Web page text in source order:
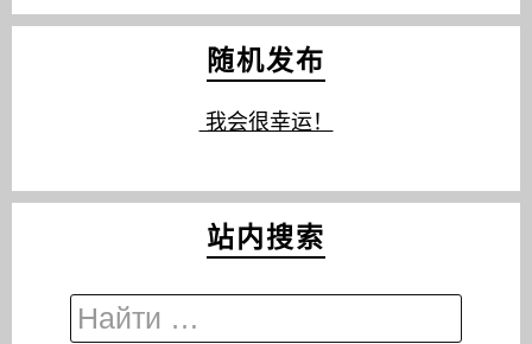
随机发布
我会很幸运！
站内搜索